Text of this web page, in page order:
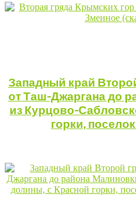
Западный край
от Таш-Джаргана до
из Курцово-
горки,